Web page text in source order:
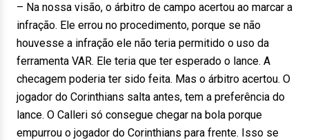
– Na nossa visão, o árbitro de campo acertou ao marcar a
infração. Ele errou no procedimento, porque se não
houvesse a infração ele não teria permitido o uso da
ferramenta VAR. Ele teria que ter esperado o lance. A
checagem poderia ter sido feita. Mas o árbitro acertou. O
jogador do Corinthians salta antes, tem a preferência do
lance. O Calleri só consegue chegar na bola porque
empurrou o jogador do Corinthians para frente. Isso se